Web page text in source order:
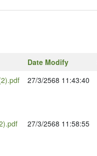
Date Modify
27/3/2568 11:43:40
27/3/2568 11:58:55